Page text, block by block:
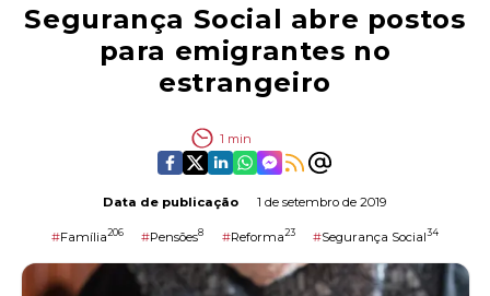
Segurança Social abre postos
para emigrantes no
estrangeiro
1 min
Data de publicação 1 de setembro de 2019
#Família206 #Pensões8 #Reforma23 #Segurança Social34